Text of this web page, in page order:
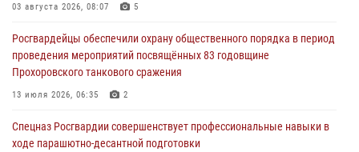
безопасность празднования Дня воздушно-десантных войск
03 августа 2026, 08:07
«Росгвардия. Вехи истории»: специальные моторизованные части
02 августа 2026, 07:10 1
03 августа 2026, 08:07 5
Росгвардейцы обеспечили охрану общественного порядка в период
проведения мероприятий посвящённых 83 годовщине
Прохоровского танкового сражения
13 июля 2026, 06:35 2
Спецназ Росгвардии совершенствует профессиональные навыки в
ходе парашютно-десантной подготовки